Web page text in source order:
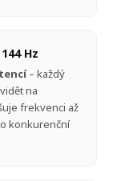
Hz
– každý
na
frekvenci až
konkurenční